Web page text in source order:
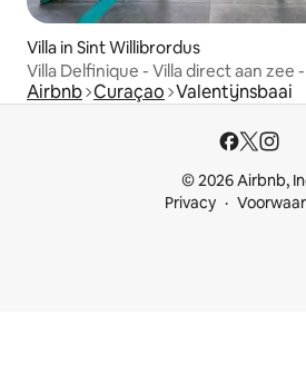
Villa in Sint Willibrordus
Villa Delfinique - Villa direct aan zee
Airbnb Curaçao Valentijnsbaai
© 2026 Airbnb,
Privacy